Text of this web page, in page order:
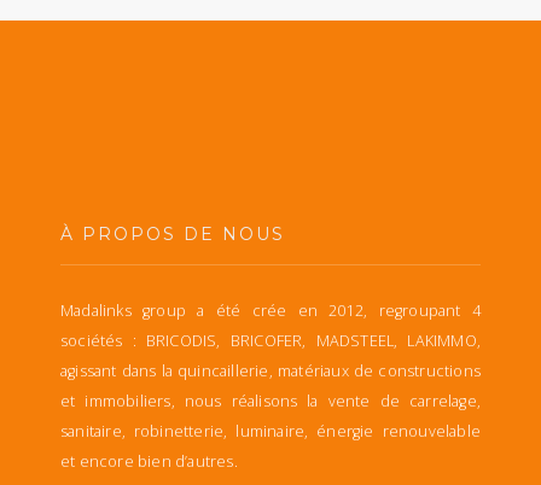
À PROPOS DE NOUS
Madalinks group a été crée en 2012, regroupant 4
sociétés : BRICODIS, BRICOFER, MADSTEEL, LAKIMMO,
agissant dans la quincaillerie, matériaux de constructions
et immobiliers, nous réalisons la vente de carrelage,
sanitaire, robinetterie, luminaire, énergie renouvelable
et encore bien d’autres.